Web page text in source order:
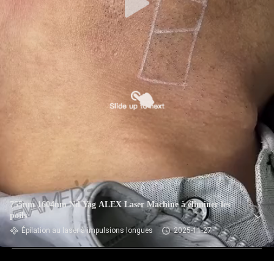
755nm 1604nm Nd Yag ALEX Laser Machine à éliminer les
poils
Épilation au laser à impulsions longues 2025-11-27